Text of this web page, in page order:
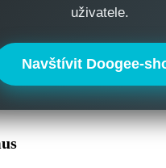
uživatele.
Navštívit Doogee-